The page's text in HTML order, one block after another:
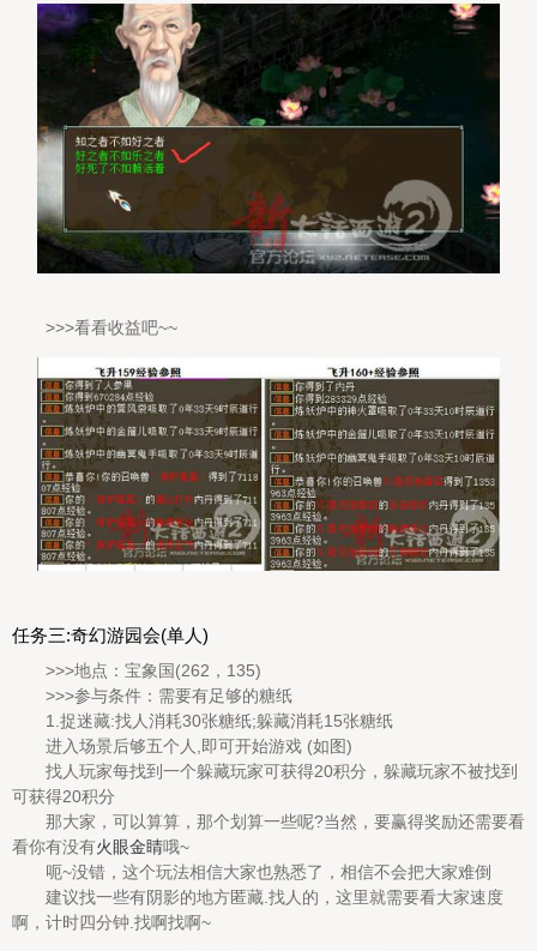
>>>看看收益吧~~
任务三:奇幻游园会(单人)
>>>地点：宝象国(262，135)
>>>参与条件：需要有足够的糖纸
1.捉迷藏:找人消耗30张糖纸;躲藏消耗15张糖纸
进入场景后够五个人,即可开始游戏 (如图)
找人玩家每找到一个躲藏玩家可获得20积分，躲藏玩家不被找到
可获得20积分
那大家，可以算算，那个划算一些呢?当然，要赢得奖励还需要看
看你有没有火眼金睛哦~
呃~没错，这个玩法相信大家也熟悉了，相信不会把大家难倒
建议找一些有阴影的地方匿藏.找人的，这里就需要看大家速度
啊，计时四分钟.找啊找啊~